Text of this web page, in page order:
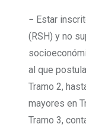
− Estar
(RSH) y no
al que
Tramo 2,
mayores en
Tramo 3,